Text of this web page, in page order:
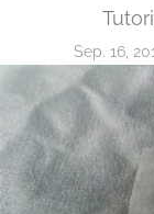
Sep. 16,